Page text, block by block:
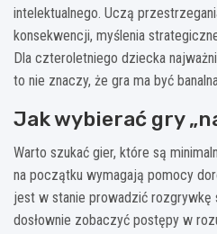
intelektualnego. Uczą
konsekwencji, myślenia
Dla czteroletniego dziecka
to nie znaczy, że gra ma być
Jak wybierać gry
Warto szukać gier, które są
na początku wymagają pomocy
jest w stanie prowadzić rozgrywkę
dosłownie zobaczyć postępy w